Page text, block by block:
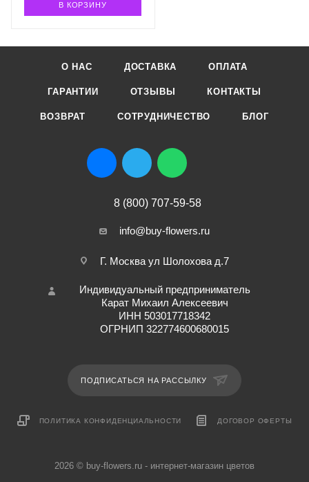
В КОРЗИНУ
О НАС ДОСТАВКА ОПЛАТА
ГАРАНТИИ ОТЗЫВЫ КОНТАКТЫ
ВОЗВРАТ СОТРУДНИЧЕСТВО БЛОГ
8 (800) 707-59-58
info@buy-flowers.ru
Г. Москва ул Шолохова д.7
Индивидуальный предприниматель
Карат Михаил Алексеевич
ИНН 503017718342
ОГРНИП 322774600680015
ПОДПИСАТЬСЯ НА РАССЫЛКУ
ПОЛИТИКА КОНФИДЕНЦИАЛЬНОСТИ ДОГОВОР ОФЕРТЫ
2026 © buy-flowers.ru - интернет-магазин цветов